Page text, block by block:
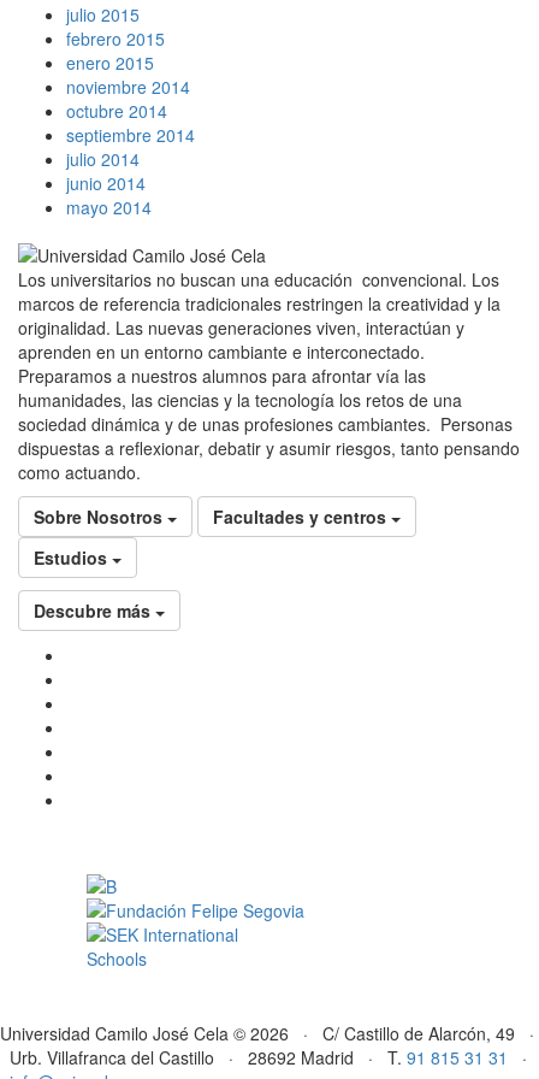
julio 2015
febrero 2015
enero 2015
noviembre 2014
octubre 2014
septiembre 2014
julio 2014
junio 2014
mayo 2014
Los universitarios no buscan una educación convencional. Los
marcos de referencia tradicionales restringen la creatividad y la
originalidad. Las nuevas generaciones viven, interactúan y
aprenden en un entorno cambiante e interconectado.
Preparamos a nuestros alumnos para afrontar vía las
humanidades, las ciencias y la tecnología los retos de una
sociedad dinámica y de unas profesiones cambiantes. Personas
dispuestas a reflexionar, debatir y asumir riesgos, tanto pensando
como actuando.
Sobre Nosotros
Facultades y centros
Estudios
Descubre más
Universidad Camilo José Cela © 2026 · C/ Castillo de Alarcón, 49 ·
Urb. Villafranca del Castillo · 28692 Madrid · T. 91 815 31 31
·